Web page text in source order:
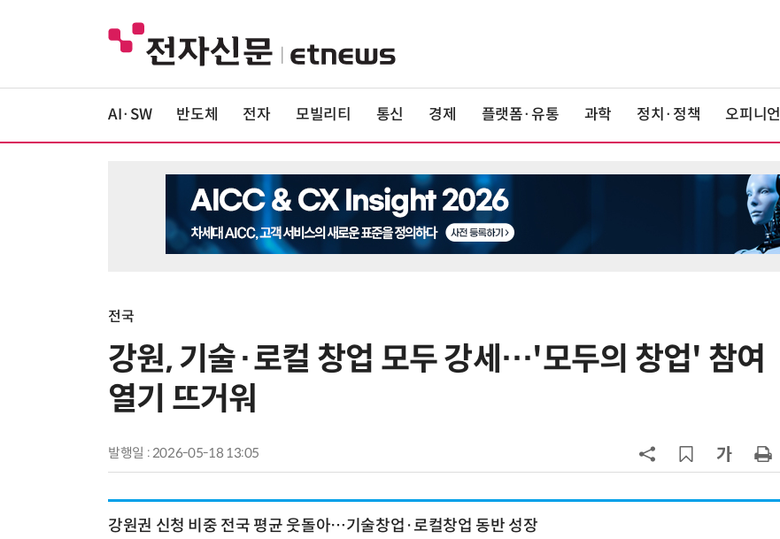
AI·SW 반도체 전자 모빌리티 통신 경제 플랫폼·유통 과학 정치·정책 오피니언
전국
강원, 기술·로컬 창업 모두 강세…'모두의 창업' 참여
열기 뜨거워
발행일 : 2026-05-18 13:05
강원권 신청 비중 전국 평균 웃돌아…기술창업·로컬창업 동반 성장
6
KIST, 기존 반도체 공정으로 전기·
긴급 점검회의…전방위 총력전